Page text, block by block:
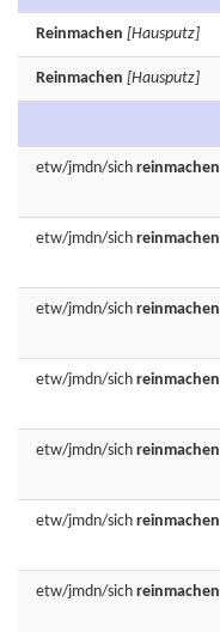
Reinmachen [Hausputz]
Reinmachen [Hausputz]
etw/jmdn/sich reinmachen
etw/jmdn/sich reinmachen
etw/jmdn/sich reinmachen
etw/jmdn/sich reinmachen
etw/jmdn/sich reinmachen
etw/jmdn/sich reinmachen
etw/jmdn/sich reinmachen